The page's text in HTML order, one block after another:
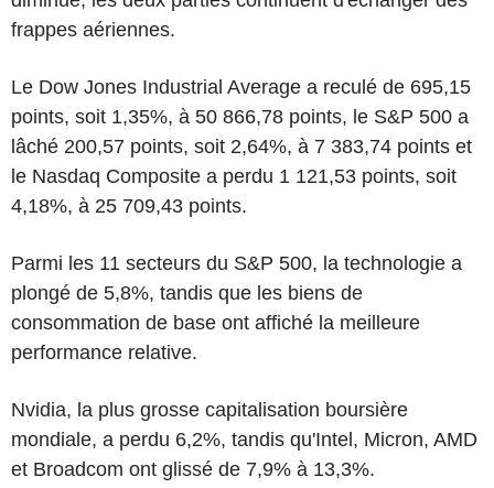
frappes aériennes.
Le Dow Jones Industrial Average a reculé de 695,15
points, soit 1,35%, à 50 866,78 points, le S&P 500 a
lâché 200,57 points, soit 2,64%, à 7 383,74 points et
le Nasdaq Composite a perdu 1 121,53 points, soit
4,18%, à 25 709,43 points.
Parmi les 11 secteurs du S&P 500, la technologie a
plongé de 5,8%, tandis que les biens de
consommation de base ont affiché la meilleure
performance relative.
Nvidia, la plus grosse capitalisation boursière
mondiale, a perdu 6,2%, tandis qu'Intel, Micron, AMD
et Broadcom ont glissé de 7,9% à 13,3%.